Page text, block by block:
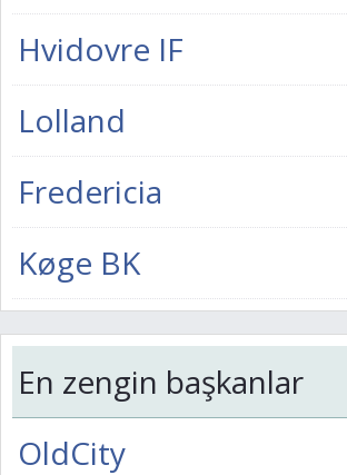
Hvidovre IF
Lolland
Fredericia
Køge BK
En zengin başkanlar
OldCity